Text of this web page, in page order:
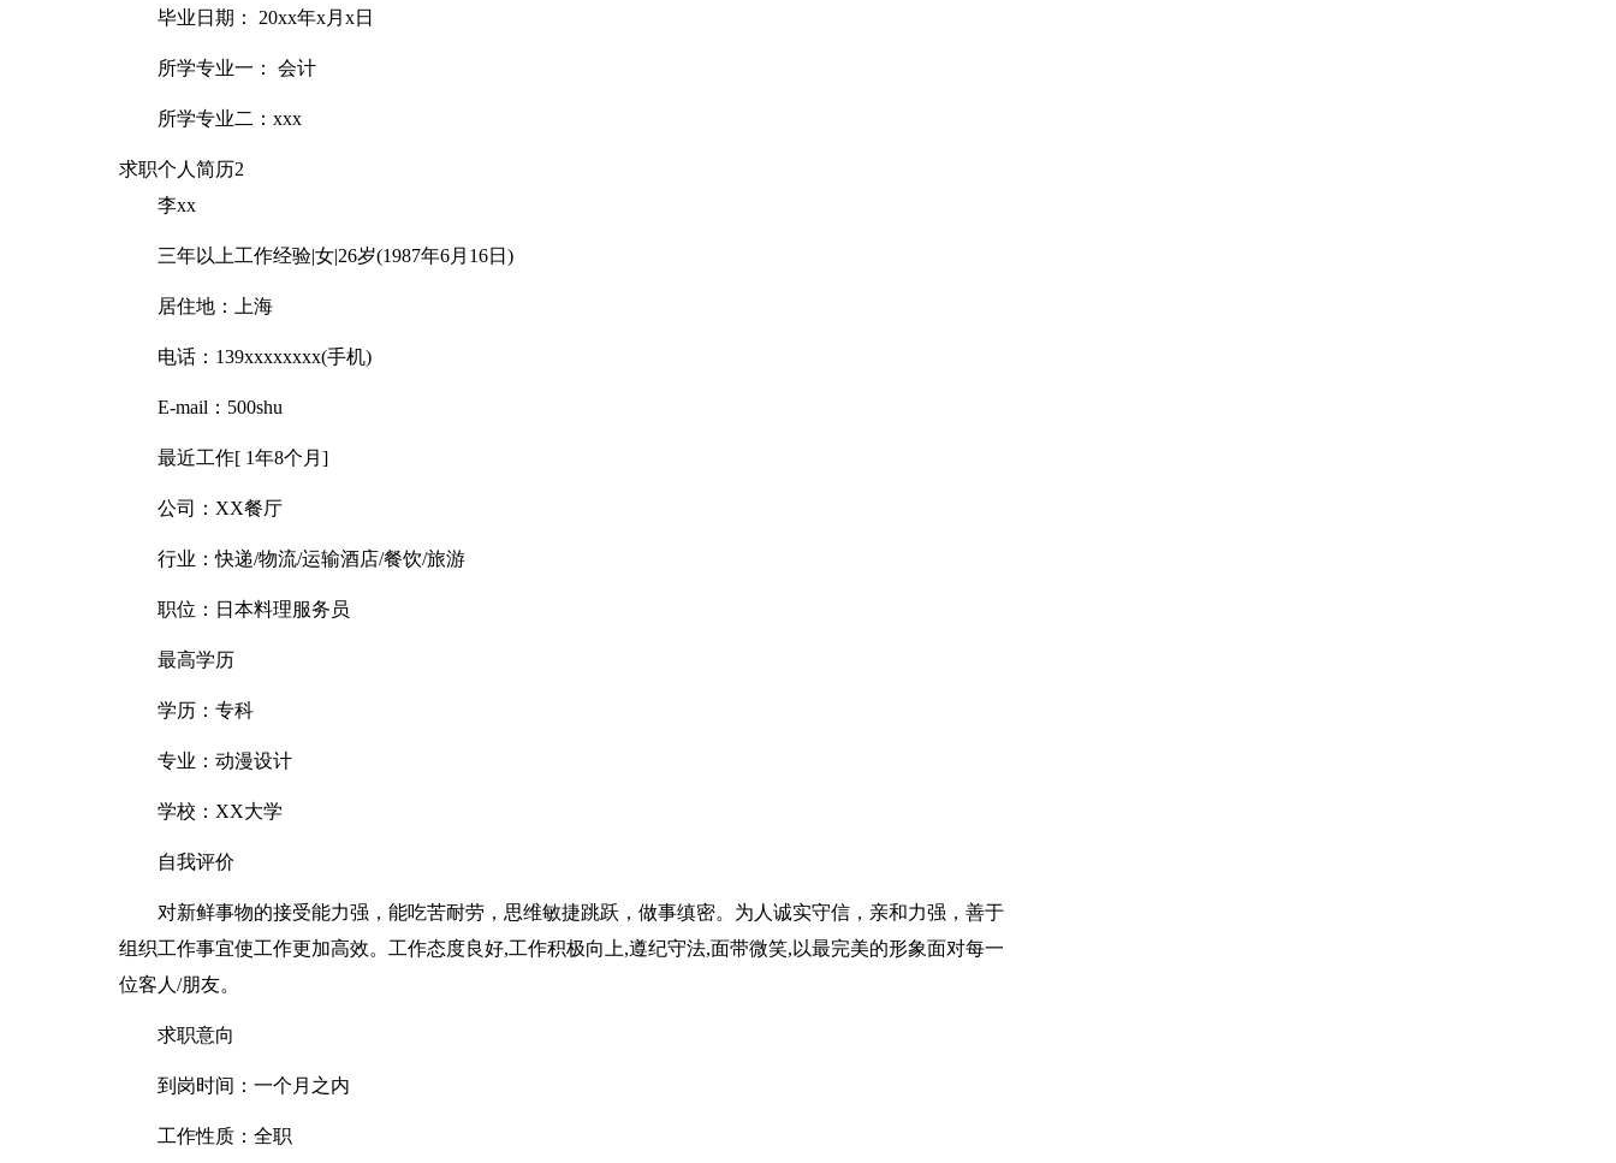
毕业日期： 20xx年x月x日
所学专业一： 会计
所学专业二：xxx
求职个人简历2
李xx
三年以上工作经验|女|26岁(1987年6月16日)
居住地：上海
电话：139xxxxxxxx(手机)
E-mail：500shu
最近工作[ 1年8个月]
公司：XX餐厅
行业：快递/物流/运输酒店/餐饮/旅游
职位：日本料理服务员
最高学历
学历：专科
专业：动漫设计
学校：XX大学
自我评价
对新鲜事物的接受能力强，能吃苦耐劳，思维敏捷跳跃，做事缜密。为人诚实守信，亲和力强，善于
组织工作事宜使工作更加高效。工作态度良好,工作积极向上,遵纪守法,面带微笑,以最完美的形象面对每一
位客人/朋友。
求职意向
到岗时间：一个月之内
工作性质：全职